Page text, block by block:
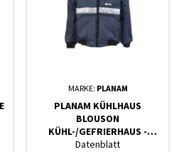
MARKE: PLANAM
PLANAM KÜHLHAUS
BLOUSON
KÜHL-/GEFRIERHAUS -
MARINE, INNENFUTTER ROT
Datenblatt